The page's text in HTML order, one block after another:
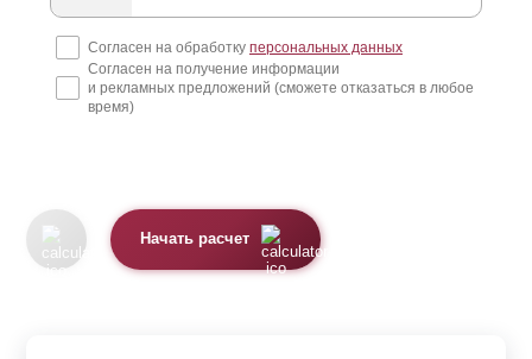
Согласен на обработку персональных данных
Согласен на получение информации
и рекламных предложений (сможете отказаться в любое
время)
Начать расчет